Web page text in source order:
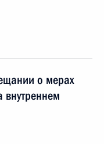
о мерах
внутреннем